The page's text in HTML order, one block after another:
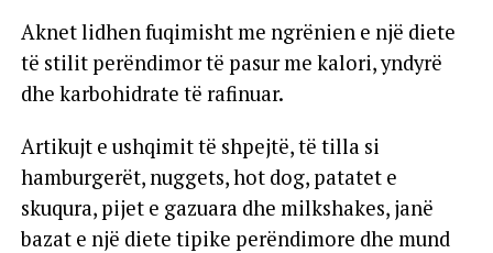
Aknet lidhen fuqimisht me ngrënien e një diete
të stilit perëndimor të pasur me kalori, yndyrë
dhe karbohidrate të rafinuar.
Artikujt e ushqimit të shpejtë, të tilla si
hamburgerët, nuggets, hot dog, patatet e
skuqura, pijet e gazuara dhe milkshakes, janë
bazat e një diete tipike perëndimore dhe mund